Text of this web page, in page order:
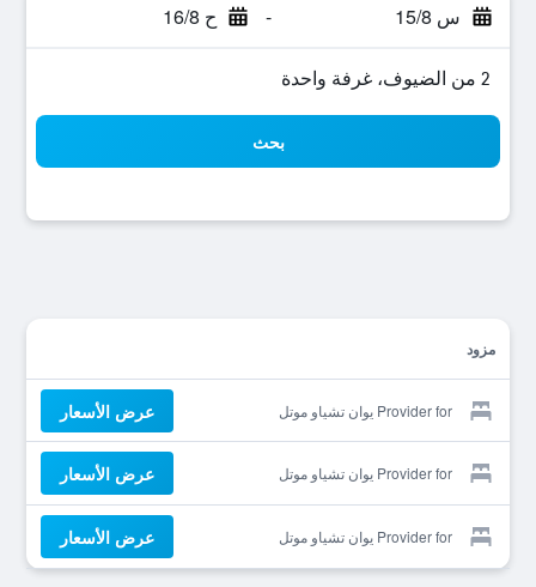
س 15/8 - ح 16/8
2 من الضيوف، غرفة واحدة
بحث
مزود
Provider for يوان تشياو موتل عرض الأسعار
Provider for يوان تشياو موتل عرض الأسعار
Provider for يوان تشياو موتل عرض الأسعار